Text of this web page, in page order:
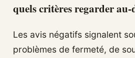
quels critères regarder
Les avis négatifs signalent
problèmes de fermeté, de